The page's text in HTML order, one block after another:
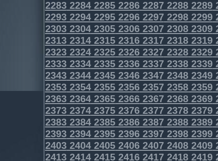
2283228422852286228722882289
2293229422952296229722982299
2303230423052306230723082309
2313231423152316231723182319
2323232423252326232723282329
2333233423352336233723382339
2343234423452346234723482349
2353235423552356235723582359
2363236423652366236723682369
2373237423752376237723782379
2383238423852386238723882389
2393239423952396239723982399
2403240424052406240724082409
2413241424152416241724182419